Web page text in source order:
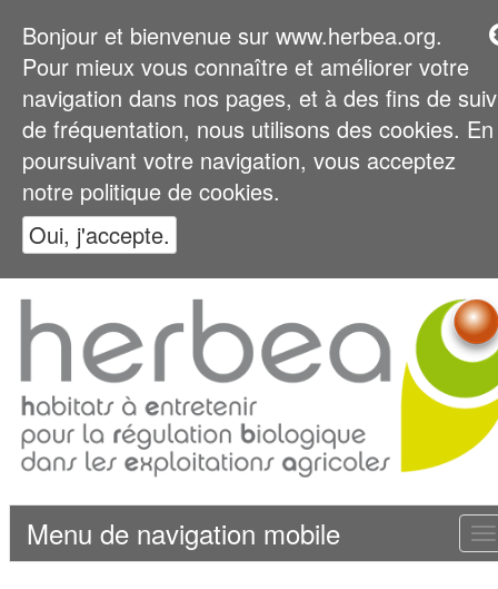
Bonjour et bienvenue sur www.herbea.org.
Pour mieux vous connaître et améliorer votre
navigation dans nos pages, et à des fins de
de fréquentation, nous utilisons des cookies. En
poursuivant votre navigation, vous acceptez
notre politique de cookies.
Oui, j'accepte.
Menu de navigation mobile